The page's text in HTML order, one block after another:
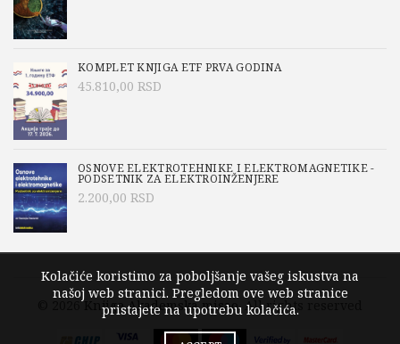
KOMPLET KNJIGA ETF PRVA GODINA
45.810,00 RSD
OSNOVE ELEKTROTEHNIKE I ELEKTROMAGNETIKE -
PODSETNIK ZA ELEKTROINŽENJERE
2.200,00 RSD
© 2026 Knjige Akademska misao. All rights reserved
Kolačiće koristimo za poboljšanje vašeg iskustva na
našoj web stranici. Pregledom ove web stranice
pristajete na upotrebu kolačića.